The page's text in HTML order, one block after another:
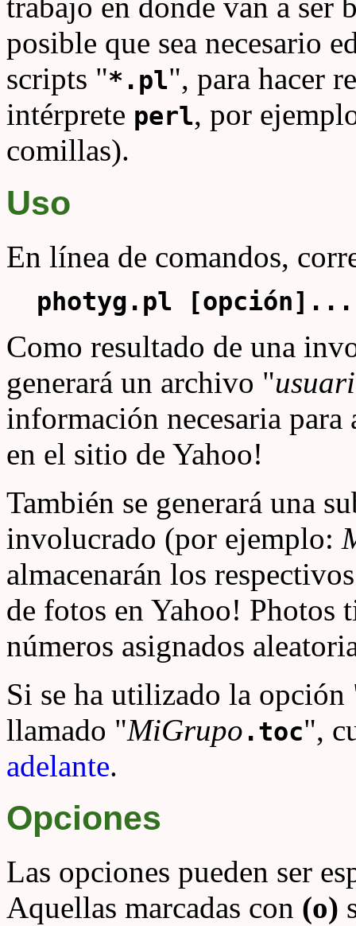
posible que sea necesario
scripts "*.pl", para hacer
intérprete perl, por
comillas).
Uso
En línea de comandos,
photyg.pl
Como resultado de una
generará un archivo "
información necesaria
en el sitio de Yahoo!
También se generará una
involucrado (por ejemplo:
almacenarán los
de fotos en Yahoo! Photos
números asignados
Si se ha utilizado la opción
llamado "MiGrupo .toc",
adelante.
Opciones
Las opciones pueden ser
Aquellas marcadas con (o)